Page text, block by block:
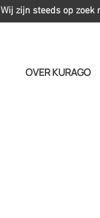
Wij zijn steeds op zoek
OVER KURAGO